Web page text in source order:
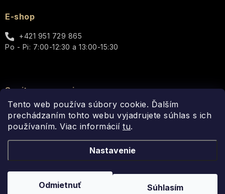
Tento web používa súbory cookie. Ďalším
prechádzaním tohto webu vyjadrujete súhlas s ich
používaním. Viac informácií tu.
Nastavenie
Odmietnuť Súhlasím
E-shop
+421 951 729 865
Po - Pi: 7:00-12:30 a 13:00-15:30
Spojte sa s nami
. Všetky práva vyhradené.